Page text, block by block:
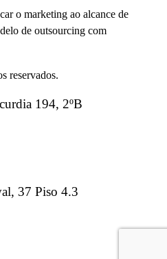
o marketing ao alcance de
de outsourcing com
reservados.
194, 2ºB
37 Piso 4.3